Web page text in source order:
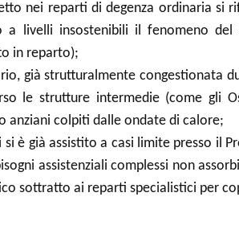
nei reparti di degenza ordinaria si
a livelli insostenibili il fenomeno del
in reparto);
già strutturalmente congestionata
le strutture intermedie (come gli
anziani colpiti dalle ondate di calore;
è già assistito a casi limite presso il
assistenziali complessi non
sottratto ai reparti specialistici per